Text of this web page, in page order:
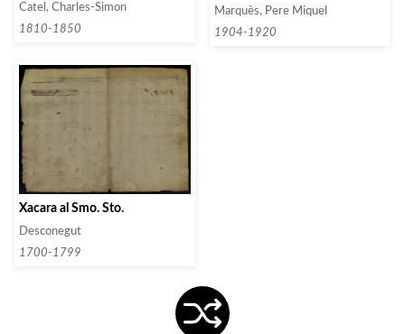
Catel, Charles-Simon
1810-1850
Marquès, Pere Miquel
1904-1920
Xacara al Smo. Sto.
Desconegut
1700-1799